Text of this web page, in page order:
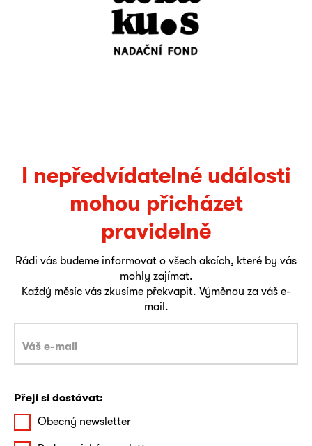
I nepředvídatelné události
mohou přicházet
pravidelně
Rádi vás budeme informovat o všech akcích, které by vás
mohly zajímat.
Každý měsíc vás zkusíme překvapit. Výměnou za váš e-
mail.
Přeji si dostávat:
Obecný newsletter